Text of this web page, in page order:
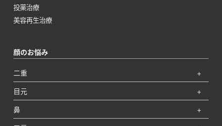
投薬治療
美容再生治療
顔のお悩み
二重
目元
鼻